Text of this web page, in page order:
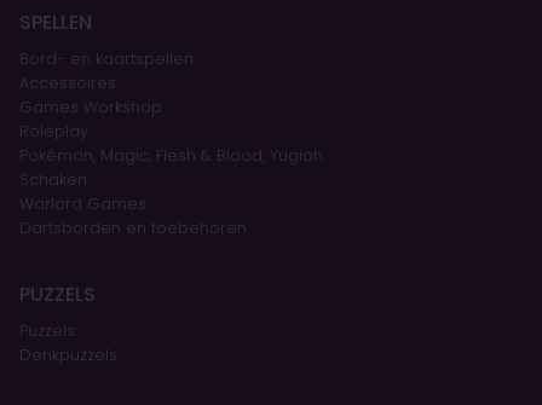
SPELLEN
Bord- en kaartspellen
Accessoires
Games Workshop
Roleplay
Pokémon, Magic, Flesh & Blood, Yugioh
Schaken
Warlord Games
Dartsborden en toebehoren
PUZZELS
Puzzels
Denkpuzzels